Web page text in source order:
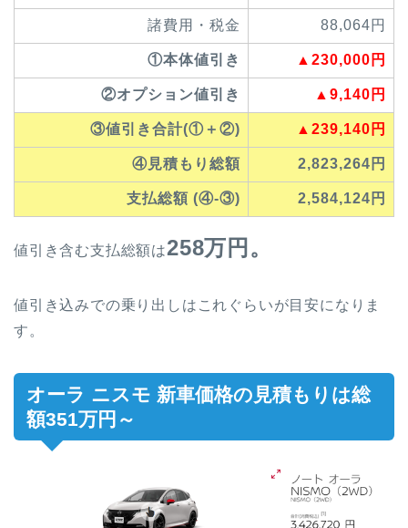
諸費用・税金 88,064円
①本体値引き ▲230,000円
②オプション値引き ▲9,140円
③値引き合計(①＋②) ▲239,140円
④見積もり総額 2,823,264円
支払総額 (④-③) 2,584,124円
値引き含む支払総額は258万円。
値引き込みでの乗り出しはこれぐらいが目安になりま
す。
オーラ ニスモ 新車価格の見積もりは総
額351万円～